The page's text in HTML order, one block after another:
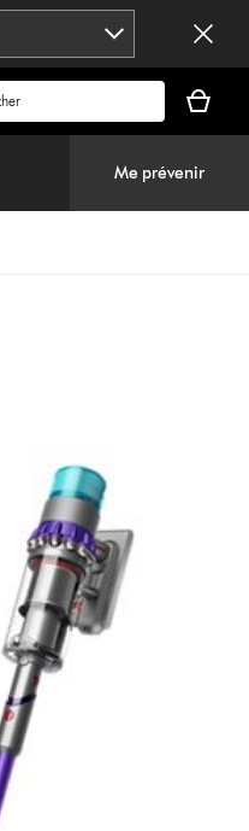
panier
est
Me prévenir